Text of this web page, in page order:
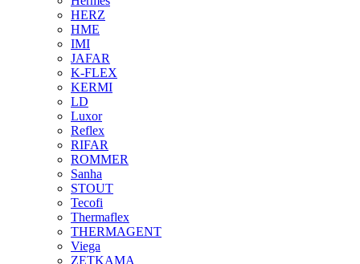
HERZ
HME
IMI
JAFAR
K-FLEX
KERMI
LD
Luxor
Reflex
RIFAR
ROMMER
Sanha
STOUT
Tecofi
Thermaflex
THERMAGENT
Viega
ZETKAMA